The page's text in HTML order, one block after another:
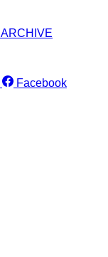
ARCHIVE
Facebook